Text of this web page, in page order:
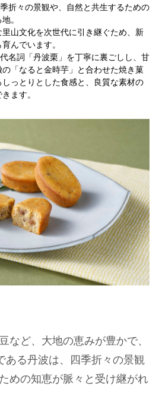
折々の景観や、自然と共生するための
。
里山文化を次世代に引き継ぐため、新
んでいます。
名詞「丹波栗」を丁寧に裏ごしし、甘
「なると金時芋」と合わせた焼き菓
っとりとした食感と、良質な素材の
ます。
など、大地の恵みが豊かで、
ある丹波は、四季折々の景観
めの知恵が脈々と受け継がれ